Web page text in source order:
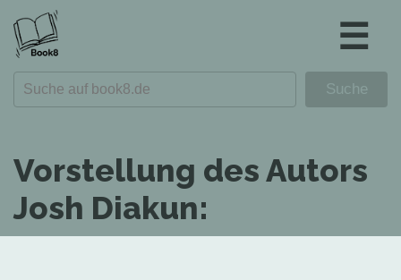
☰
Vorstellung des Autors
Josh Diakun: